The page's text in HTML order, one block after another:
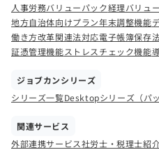
人事労務バリューパック経理バリュ
地方自治体向けプラン年末調整機能
働き方改革関連法対応電子帳簿保存
証憑管理機能ストレスチェック機能
ジョブカンシリーズ
シリーズ一覧Desktopシリーズ（パ
関連サービス
外部連携サービス社労士・税理士紹